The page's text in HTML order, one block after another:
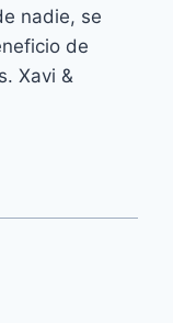
nadie, se
de
Xavi &